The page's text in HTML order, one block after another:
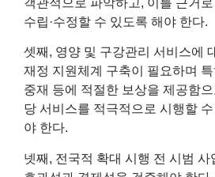
객관적으로 파악하고, 이를 근거
수립·수정할 수 있도록 해야 한다.
셋째, 영양 및 구강관리 서비스에
재정 지원체계 구축이 필요하며
중재 등에 적절한 보상을 제공함
당 서비스를 적극적으로 시행할
야 한다.
넷째, 전국적 확대 시행 전 시범 사